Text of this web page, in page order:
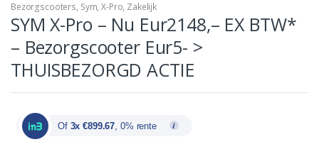
Bezorgscooters, Sym,X-Pro, Zakelijk
SYM X-Pro – Nu Eur2148,– EX BTW*
– Bezorgscooter Eur5- >
THUISBEZORGD ACTIE
Of 3x €899.67, 0% rente